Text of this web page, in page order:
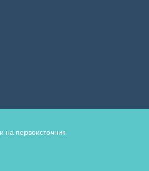
на первоисточник